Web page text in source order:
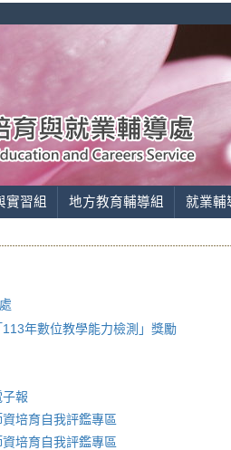
實習組 地方教育輔導組 就業輔
113年數位教學能力檢測」獎勵
報
培育自我評鑑專區
培育自我評鑑專區